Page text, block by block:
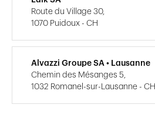
Route du Village 30,
1070 Puidoux - CH
Alvazzi Groupe SA • Lausanne
Chemin des Mésanges 5,
1032 Romanel-sur-Lausanne - CH